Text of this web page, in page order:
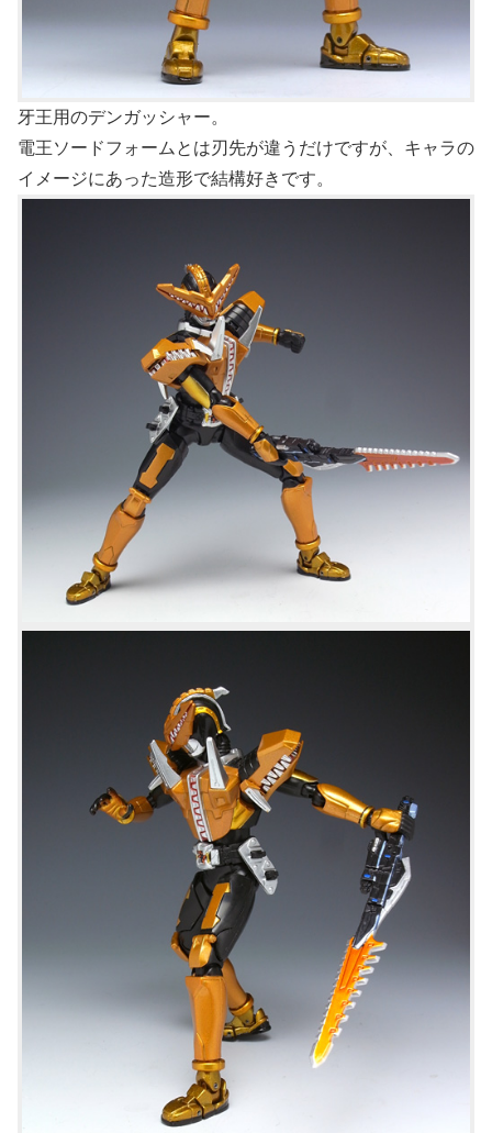
牙王用のデンガッシャー。
電王ソードフォームとは刃先が違うだけですが、キャラの
イメージにあった造形で結構好きです。